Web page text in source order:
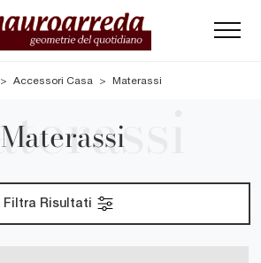
> Accessori Casa > Materassi
Materassi
Filtra Risultati